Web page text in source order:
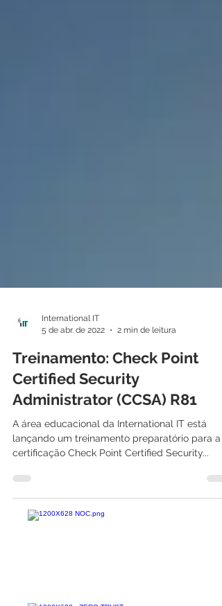
5 de abr. de 2022
2 min de leitura
Treinamento: Check Point
Certified Security
Administrator (CCSA) R81
A área educacional da International IT está
certificação Check Point Certified Security...